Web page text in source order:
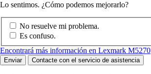
Lo sentimos. ¿Cómo podemos mejorarlo?
No resuelve mi problema.
Es confuso.
Encontrará más información en Lexmark M5270
Enviar Contacte con el servicio de asistencia